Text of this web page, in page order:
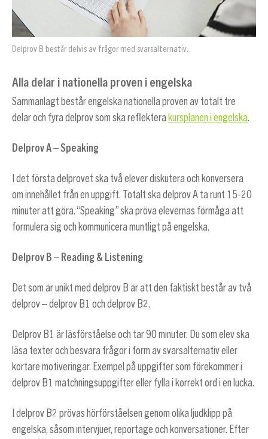
Delprov B består delvis av frågor med svarsalternativ.
Alla delar i nationella proven i engelska
Sammanlagt består engelska nationella proven av totalt tre
delar och fyra delprov som ska reflektera kursplanen i engelska.
Delprov A – Speaking
I det första delprovet ska två elever diskutera och konversera
om innehållet från en uppgift. Totalt ska delprov A ta runt 15-20
minuter att göra. “Speaking” ska pröva elevernas förmåga att
formulera sig och kommunicera muntligt på engelska.
Delprov B – Reading & Listening
Det som är unikt med delprov B är att den faktiskt består av två
delprov – delprov B1 och delprov B2.
Delprov B1 är läsförståelse och tar 90 minuter. Du som elev ska
läsa texter och besvara frågor i form av svarsalternativ eller
kortare motiveringar. Exempel på uppgifter som förekommer i
delprov B1 matchningsuppgifter eller fylla i korrekt ord i en lucka.
I delprov B2 prövas hörförståelsen genom olika ljudklipp på
engelska, såsom intervjuer, reportage och konversationer. Efter